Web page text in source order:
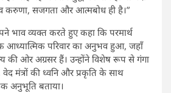
करुणा, सजगता और आत्मबोध ही है।”
भाव व्यक्त करते हुए कहा कि परमार्थ
आध्यात्मिक परिवार का अनुभव हुआ, जहाँ
की ओर अग्रसर हैं। उन्होंने विशेष रूप से गंगा
मंत्रों की ध्वनि और प्रकृति के साथ
अनुभूति बताया।